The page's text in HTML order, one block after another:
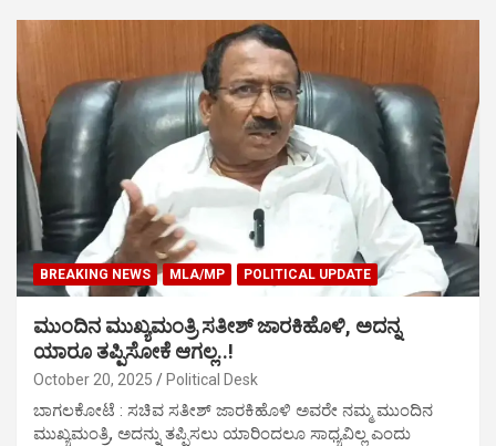
BREAKING NEWS MLA/MP POLITICAL UPDATE
ಮುಂದಿನ ಮುಖ್ಯಮಂತ್ರಿ ಸತೀಶ್ ಜಾರಕಿಹೊಳಿ, ಅದನ್ನ
ಯಾರೂ ತಪ್ಪಿಸೋಕೆ ಆಗಲ್ಲ..!
October 20, 2025 Political Desk
ಬಾಗಲಕೋಟೆ : ಸಚಿವ ಸತೀಶ್ ಜಾರಕಿಹೊಳಿ ಅವರೇ ನಮ್ಮ ಮುಂದಿನ
ಮುಖ್ಯಮಂತ್ರಿ, ಅದನ್ನು ತಪ್ಪಿಸಲು ಯಾರಿಂದಲೂ ಸಾಧ್ಯವಿಲ್ಲ ಎಂದು